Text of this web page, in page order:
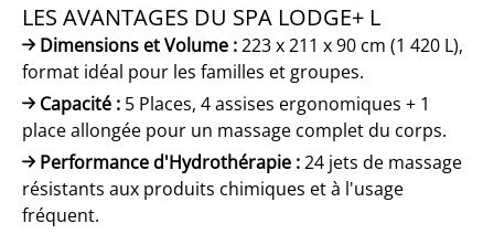
LES AVANTAGES DU SPA LODGE+ L
Dimensions et Volume :223 x 211 x 90 cm (1 420 L),
format idéal pour les familles et groupes.
Capacité : 5 Places, 4 assises ergonomiques + 1
place allongée pour un massage complet du corps.
Performance d'Hydrothérapie :24 jets de massage
résistants aux produits chimiques et à l'usage
fréquent.